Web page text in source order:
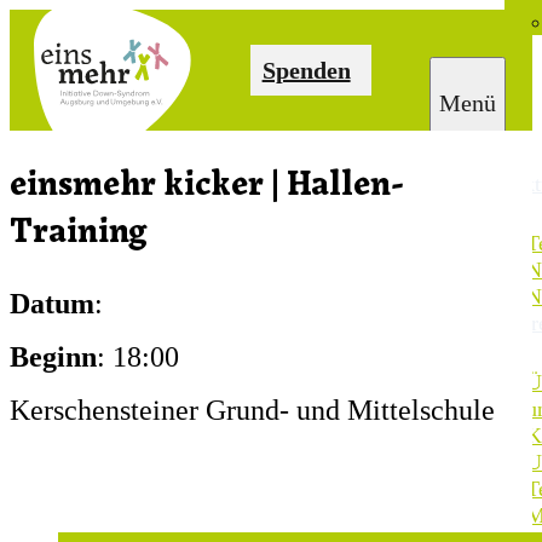
Spenden
einsmehr kicker | Hallen-
Training
Datum:
Beginn: 18:00
Kerschensteiner Grund- und Mittelschule